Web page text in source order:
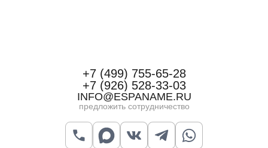
+7 (499) 755-65-28
+7 (926) 528-33-03
INFO@ESPANAME.RU
предложить сотрудничество